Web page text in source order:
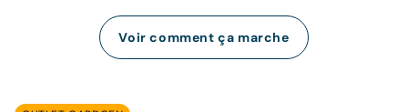
Voir comment ça marche